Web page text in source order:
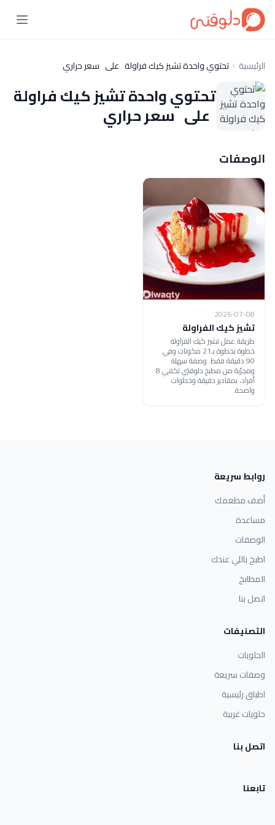
الرئيسية تحتوي واحدة تشيز كيك فراولة على سعر حراري
تحتوي واحدة تشيز كيك فراولة
على سعر حراري
الوصفات
2026-07-08
تشيز كيك الفراولة
طريقة عمل تشيز كيك الفراولة
خطوة بخطوة بـ21 مكونات وفي
90 دقيقة فقط. وصفة سهلة
ومجرّبة من مطبخ دلوقتي تكفي 8
أفراد، بمقادير دقيقة وخطوات
واضحة.
روابط سريعة
أضف مطعمك
مساعدة
الوصفات
اطبخ باللي عندك
المطابخ
اتصل بنا
التصنيفات
الحلويات
وصفات سريعة
اطباق رئيسية
حلويات غربية
اتصل بنا
تابعنا